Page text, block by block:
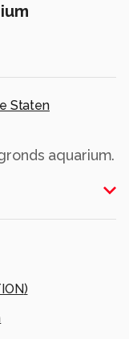
Staten
aquarium.
)